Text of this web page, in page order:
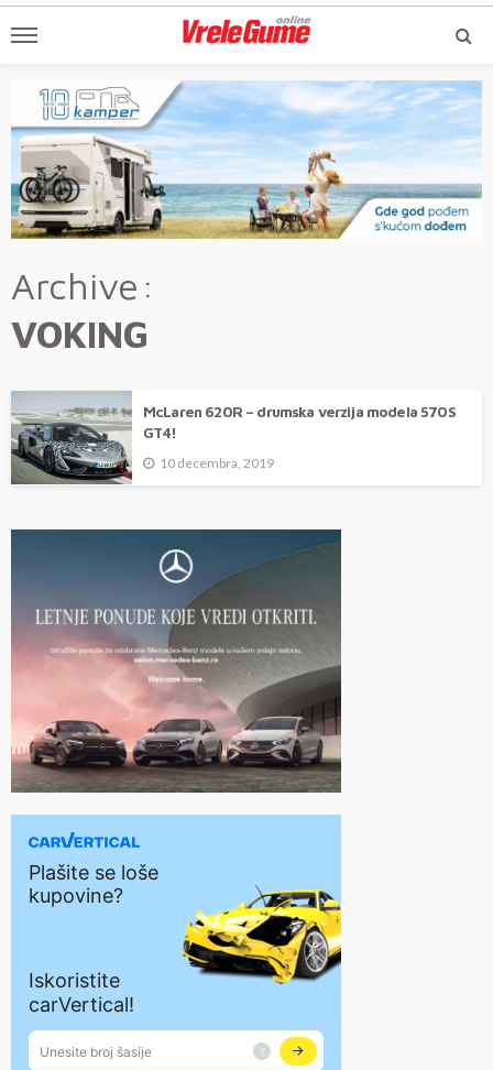
Archive
VOKING
McLaren 620R – drumska verzija modela 570S
GT4!
10 decembra, 2019